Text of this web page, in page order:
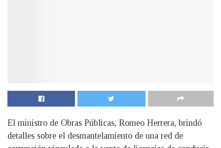
El ministro de Obras Públicas, Romeo Herrera, brindó
detalles sobre el desmantelamiento de una red de